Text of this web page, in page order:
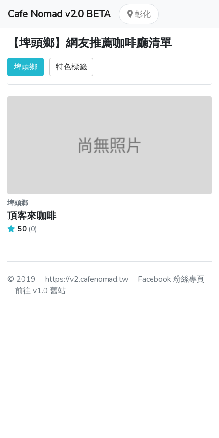
Cafe Nomad v2.0 BETA 彰化
【埤頭鄉】網友推薦咖啡廳清單
埤頭鄉 特色標籤
埤頭鄉
頂客來咖啡
5.0 (0)
© 2019 https://v2.cafenomad.tw
Facebook 粉絲專頁
前往 v1.0 舊站